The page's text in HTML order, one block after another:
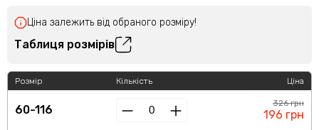
Ціна залежить від обраного розміру!
Таблиця розмірів
Розмір
60-116
Кількість Ціна
326 грн
196 грн